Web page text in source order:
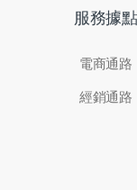
服務據點
電商通路
經銷通路